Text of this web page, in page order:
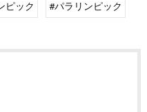
ピック #パラリンピック